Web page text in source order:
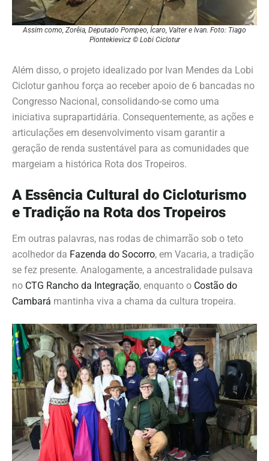
Assim como, Zorêia, Deputado Pompeo, Ícaro, Valter e Ivan. Foto: Tiago
Piontekievicz © Lobi Ciclotur
Além disso, o projeto idealizado por Ivan Mendes da Lobi
Ciclotur ganhou força ao receber apoio de 6 bancadas no
Congresso Nacional, consolidando-se como uma
iniciativa suprapartidária. Consequentemente, as ações e
articulações em desenvolvimento visam garantir a
geração de renda sustentável para as comunidades que
margeiam a histórica Rota dos Tropeiros.
A Essência Cultural do Cicloturismo
e Tradição na Rota dos Tropeiros
Em outras palavras, nas rodas de chimarrão sob o teto
acolhedor da Fazenda do Socorro, em Vacaria, a tradição
se fez presente. Analogamente, a ancestralidade pulsava
no CTG Rancho da Integração, enquanto o Costão do
Cambará mantinha viva a chama da cultura tropeira.